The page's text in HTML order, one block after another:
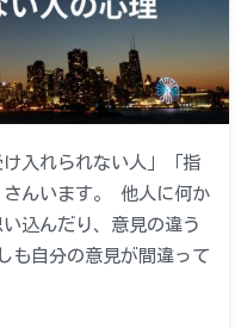
入れられない人」「指
んいます。 他人に何か
込んだり、意見の違う
も自分の意見が間違って